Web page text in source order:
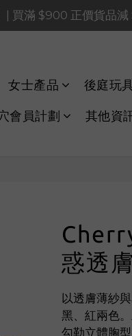
| 買滿 $900 正價貨品
| 買滿 $900 正價貨品
滿 $400 正價貨品減
年 8 月 9 日（日）
| 買滿 $900 正價貨品
女士產品 後庭玩
會員計劃 其他資
惑透
以透膚薄紗
黑、紅兩色
勾勒立體胸